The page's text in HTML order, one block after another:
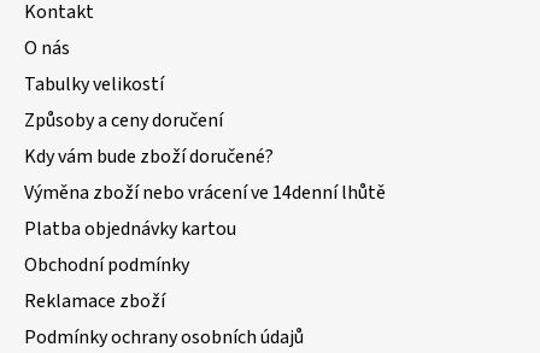
Kontakt
O nás
Tabulky velikostí
Způsoby a ceny doručení
Kdy vám bude zboží doručené?
Výměna zboží nebo vrácení ve 14denní lhůtě
Platba objednávky kartou
Obchodní podmínky
Reklamace zboží
Podmínky ochrany osobních údajů